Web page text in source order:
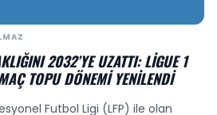
2032’YE UZATTI: LIGUE 1
TOPU DÖNEMI YENILENDI
Futbol Ligi (LFP) ile olan